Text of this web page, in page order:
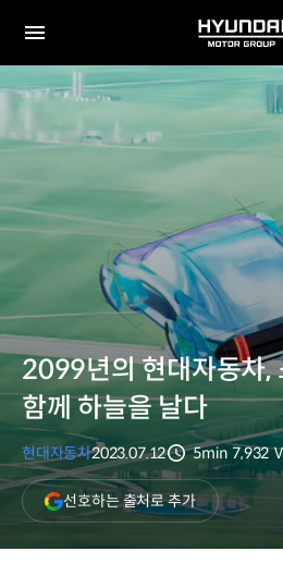
전체
메뉴
HYUNDAI
MOTOR
GROUP
2099년의 현대자동차,
함께 하늘을 날다
현대자동차2023.07.12
분량
5min
조회수
7,932
선호하는 출처로 추가(새
창
열림)